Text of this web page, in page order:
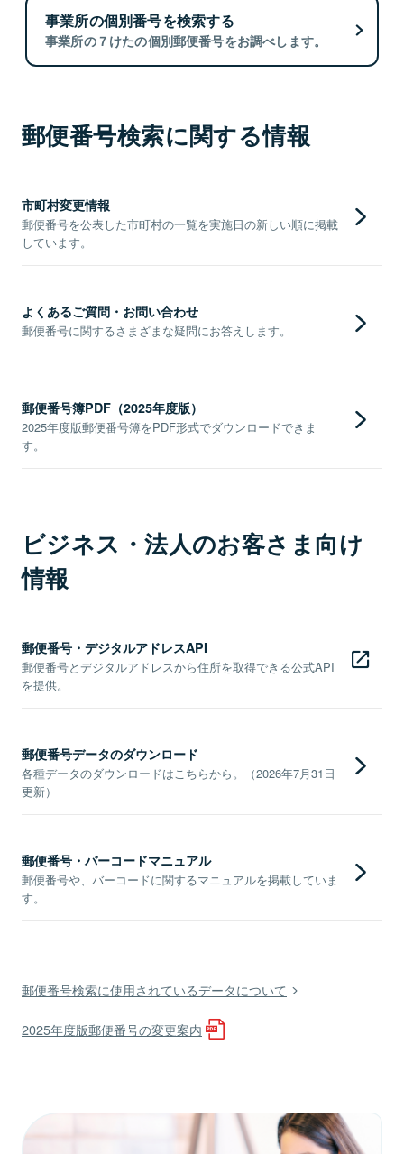
事業所の個別番号を検索する
事業所の７けたの個別郵便番号をお調べします。
郵便番号検索に関する情報
市町村変更情報
郵便番号を公表した市町村の一覧を実施日の新しい順に掲載
しています。
よくあるご質問・お問い合わせ
郵便番号に関するさまざまな疑問にお答えします。
郵便番号簿PDF（2025年度版）
2025年度版郵便番号簿をPDF形式でダウンロードできま
す。
ビジネス・法人のお客さま向け
情報
郵便番号・デジタルアドレスAPI
郵便番号とデジタルアドレスから住所を取得できる公式API
を提供。
郵便番号データのダウンロード
各種データのダウンロードはこちらから。（2026年7月31日
更新）
郵便番号・バーコードマニュアル
郵便番号や、バーコードに関するマニュアルを掲載していま
す。
郵便番号検索に使用されているデータについて
2025年度版郵便番号の変更案内